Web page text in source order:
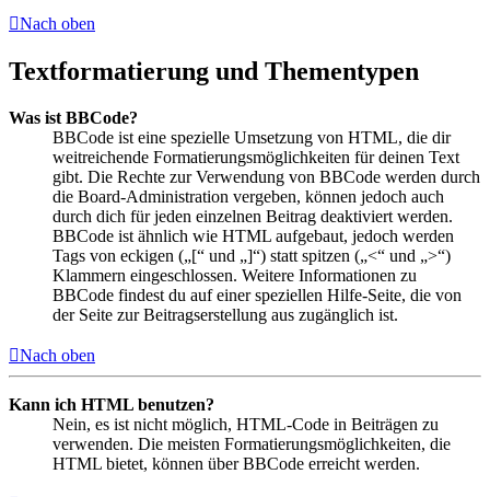
Nach oben
Textformatierung und Thementypen
Was ist BBCode?
BBCode ist eine spezielle Umsetzung von HTML, die dir
weitreichende Formatierungsmöglichkeiten für deinen Text
gibt. Die Rechte zur Verwendung von BBCode werden durch
die Board-Administration vergeben, können jedoch auch
durch dich für jeden einzelnen Beitrag deaktiviert werden.
BBCode ist ähnlich wie HTML aufgebaut, jedoch werden
Tags von eckigen („[“ und „]“) statt spitzen („<“ und „>“)
Klammern eingeschlossen. Weitere Informationen zu
BBCode findest du auf einer speziellen Hilfe-Seite, die von
der Seite zur Beitragserstellung aus zugänglich ist.
Nach oben
Kann ich HTML benutzen?
Nein, es ist nicht möglich, HTML-Code in Beiträgen zu
verwenden. Die meisten Formatierungsmöglichkeiten, die
HTML bietet, können über BBCode erreicht werden.